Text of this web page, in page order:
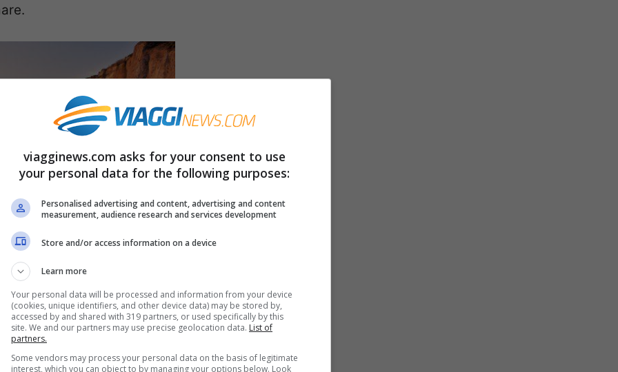
notizia qualche giorno fa con un post su
viagginews.com asks for your consent to use
your personal data for the following purposes:
Personalised advertising and content, advertising and content
measurement, audience research and services development
Store and/or access information on a device
Learn more
Your personal data will be processed and information from your device
(cookies, unique identifiers, and other device data) may be stored by,
accessed by and shared with 319 partners, or used specifically by this
site. We and our partners may use precise geolocation data. List of
partners.
Some vendors may process your personal data on the basis of legitimate
interest, which you can object to by managing your options below. Look